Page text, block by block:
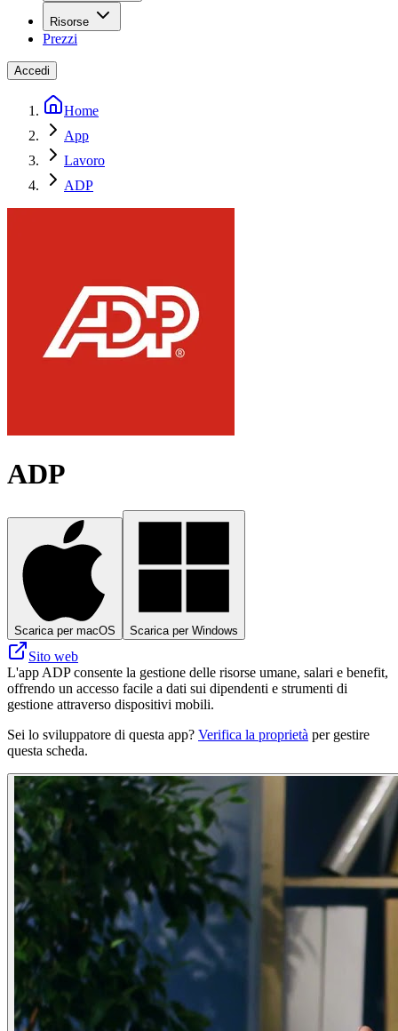
Risorse
Prezzi
Accedi
Home
App
Lavoro
ADP
ADP
Scarica per macOS Scarica per Windows
Sito web
L'app ADP consente la gestione delle risorse umane, salari e benefit,
offrendo un accesso facile a dati sui dipendenti e strumenti di
gestione attraverso dispositivi mobili.
Sei lo sviluppatore di questa app? Verifica la proprietà per gestire
questa scheda.